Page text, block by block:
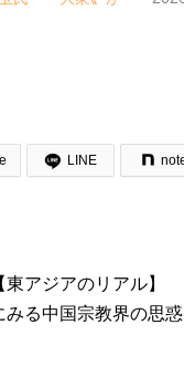
LINE
東アジアのリアル】
みる中国宗教界の思